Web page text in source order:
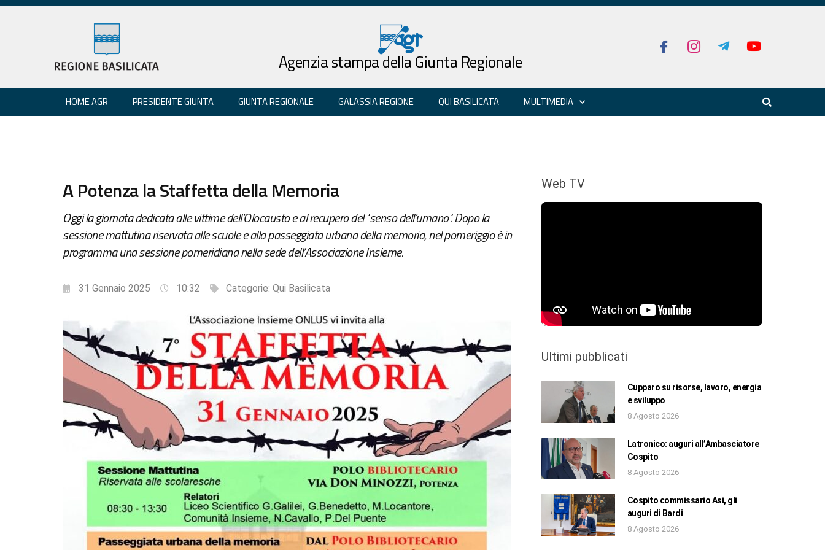
Agenzia stampa della Giunta Regionale
HOME AGR PRESIDENTE GIUNTA GIUNTA REGIONALE GALASSIA REGIONE QUI BASILICATA MULTIMEDIA
A Potenza la Staffetta della Memoria
Oggi la giornata dedicata alle vittime dell'Olocausto e al recupero del "senso dell'umano". Dopo la
sessione mattutina riservata alle scuole e alla passeggiata urbana della memoria, nel pomeriggio è in
programma una sessione pomeridiana nella sede dell’Associazione Insieme.
31 Gennaio 2025 10:32 Categorie: Qui Basilicata
Web TV
Ultimi pubblicati
Cupparo su risorse, lavoro, energia
e sviluppo
8 Agosto 2026
Latronico: auguri all’Ambasciatore
Cospito
8 Agosto 2026
Cospito commissario Asi, gli
auguri di Bardi
8 Agosto 2026